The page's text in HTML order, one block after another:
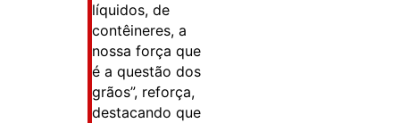
líquidos, de
contêineres, a
nossa força que
é a questão dos
grãos”, reforça,
destacando que